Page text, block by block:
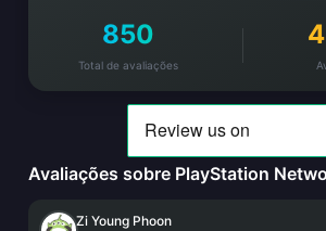
850
Total de avaliações
Avaliações sobre PlayStation
Zi Young Phoon